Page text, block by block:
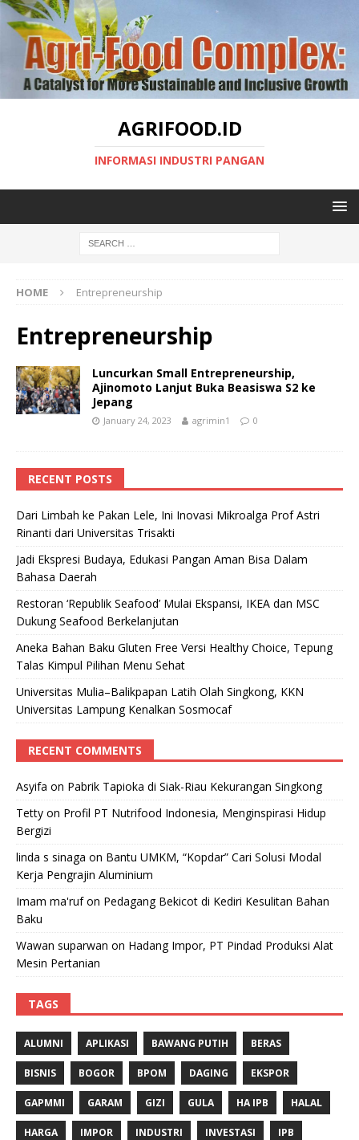
AGRIFOOD.ID
INFORMASI INDUSTRI PANGAN
HOME Entrepreneurship
Entrepreneurship
Luncurkan Small Entrepreneurship,
Ajinomoto Lanjut Buka Beasiswa S2 ke
Jepang
January 24, 2023 agrimin1 0
RECENT POSTS
Dari Limbah ke Pakan Lele, Ini Inovasi Mikroalga Prof Astri
Rinanti dari Universitas Trisakti
Jadi Ekspresi Budaya, Edukasi Pangan Aman Bisa Dalam
Bahasa Daerah
Restoran ‘Republik Seafood’ Mulai Ekspansi, IKEA dan MSC
Dukung Seafood Berkelanjutan
Aneka Bahan Baku Gluten Free Versi Healthy Choice, Tepung
Talas Kimpul Pilihan Menu Sehat
Universitas Mulia–Balikpapan Latih Olah Singkong, KKN
Universitas Lampung Kenalkan Sosmocaf
RECENT COMMENTS
Asyifa on Pabrik Tapioka di Siak-Riau Kekurangan Singkong
Tetty on Profil PT Nutrifood Indonesia, Menginspirasi Hidup
Bergizi
linda s sinaga on Bantu UMKM, “Kopdar” Cari Solusi Modal
Kerja Pengrajin Aluminium
Imam ma'rufon Pedagang Bekicot di Kediri Kesulitan Bahan
Baku
Wawan suparwan on Hadang Impor, PT Pindad Produksi Alat
Mesin Pertanian
TAGS
ALUMNI APLIKASI BAWANG PUTIH BERAS
BISNIS BOGOR BPOM DAGING EKSPOR
GAPMMI GARAM GIZI GULA HA IPB HALAL
HARGA IMPOR INDUSTRI INVESTASI IPB